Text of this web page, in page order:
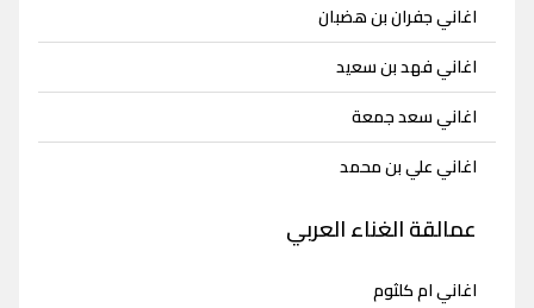
اغاني جفران بن هضبان
اغاني فهد بن سعيد
اغاني سعد جمعة
اغاني علي بن محمد
عمالقة الغناء العربي
اغاني ام كلثوم